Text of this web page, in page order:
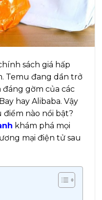
sách giá hấp
Temu đang dần trở
gờm của các
hay Alibaba. Vậy
điểm nào nổi bật?
khám phá mọi
mại điện tử sau